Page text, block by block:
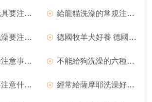
給貓咪選擇玩具要注意哪些事項呢 給龍貓洗澡的常規注意事項
德國牧羊犬洗澡要注意哪些問題 德國牧羊犬好養 德國牧羊犬洗澡注意事項
狗狗夏季洗澡注意事項有哪些 不能給狗洗澡的六種情況 哪些情況不能給狗洗澡
給貓做絕育要注意什麼 給貓絕育注意事項盤點 經常給薩摩耶洗澡好不好 經常給薩摩耶洗澡危害